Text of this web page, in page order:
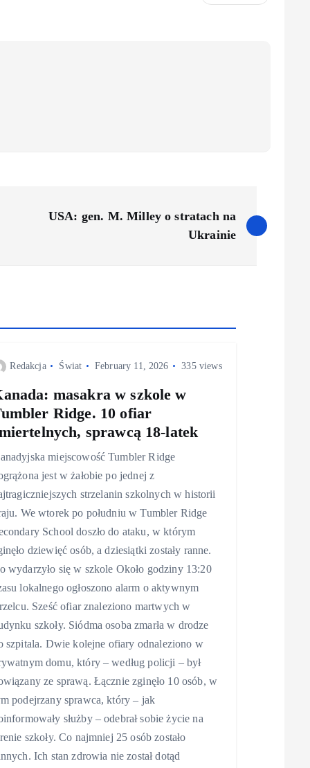
USA: gen. M. Milley o stratach na
Ukrainie
Redakcja Świat February 11, 2026 335 views
masakra w szkole w
Ridge. 10 ofiar
sprawcą 18-latek
miejscowość Tumbler Ridge
jest w żałobie po jednej z
strzelanin szkolnych w historii
We wtorek po południu w Tumbler Ridge
School doszło do ataku, w którym
dziewięć osób, a dziesiątki zostały ranne.
wydarzyło się w szkole Około godziny 13:20
lokalnego ogłoszono alarm o aktywnym
Sześć ofiar znaleziono martwych w
szkoły. Siódma osoba zmarła w drodze
szpitala. Dwie kolejne ofiary odnaleziono w
domu, który – według policji – był
ze sprawą. Łącznie zginęło 10 osób, w
podejrzany sprawca, który – jak
służby – odebrał sobie życie na
szkoły. Co najmniej 25 osób zostało
Ich stan zdrowia nie został dotąd